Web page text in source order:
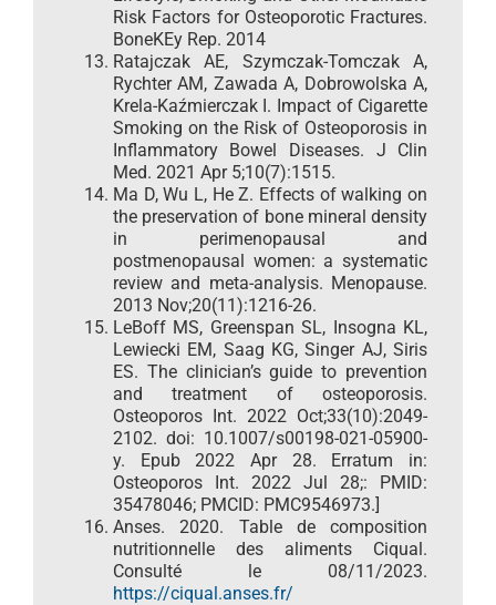
Risk Factors for Osteoporotic Fractures.
BoneKEy Rep. 2014
Ratajczak AE, Szymczak-Tomczak A,
Rychter AM, Zawada A, Dobrowolska A,
Krela-Kaźmierczak I. Impact of Cigarette
Smoking on the Risk of Osteoporosis in
Inflammatory Bowel Diseases. J Clin
Med. 2021 Apr 5;10(7):1515.
Ma D, Wu L, He Z. Effects of walking on
the preservation of bone mineral density
in perimenopausal and
postmenopausal women: a systematic
review and meta-analysis. Menopause.
2013 Nov;20(11):1216-26.
LeBoff MS, Greenspan SL, Insogna KL,
Lewiecki EM, Saag KG, Singer AJ, Siris
ES. The clinician’s guide to prevention
and treatment of osteoporosis.
Osteoporos Int. 2022 Oct;33(10):2049-
2102. doi: 10.1007/s00198-021-05900-
y. Epub 2022 Apr 28. Erratum in:
Osteoporos Int. 2022 Jul 28;: PMID:
35478046; PMCID: PMC9546973.]
Anses. 2020. Table de composition
nutritionnelle des aliments Ciqual.
Consulté le 08/11/2023.
https://ciqual.anses.fr/